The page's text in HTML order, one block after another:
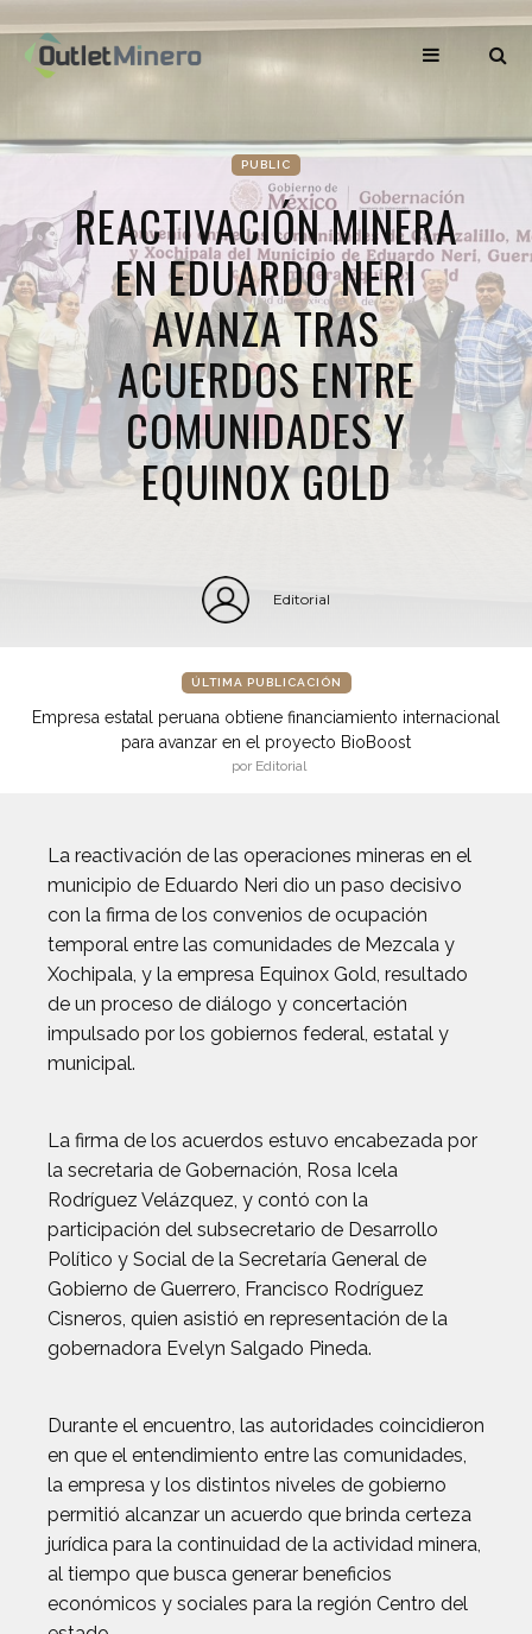
PUBLIC
REACTIVACIÓN MINERA
EN EDUARDO NERI
AVANZA TRAS
ACUERDOS ENTRE
COMUNIDADES Y
EQUINOX GOLD
Editorial
ÚLTIMA PUBLICACIÓN
Empresa estatal peruana obtiene financiamiento internacional
para avanzar en el proyecto BioBoost
por Editorial
La reactivación de las operaciones mineras en el
municipio de Eduardo Neri dio un paso decisivo
con la firma de los convenios de ocupación
temporal entre las comunidades de Mezcala y
Xochipala, y la empresa Equinox Gold, resultado
de un proceso de diálogo y concertación
impulsado por los gobiernos federal, estatal y
municipal.
La firma de los acuerdos estuvo encabezada por
la secretaria de Gobernación, Rosa Icela
Rodríguez Velázquez, y contó con la
participación del subsecretario de Desarrollo
Político y Social de la Secretaría General de
Gobierno de Guerrero, Francisco Rodríguez
Cisneros, quien asistió en representación de la
gobernadora Evelyn Salgado Pineda.
Durante el encuentro, las autoridades coincidieron
en que el entendimiento entre las comunidades,
la empresa y los distintos niveles de gobierno
permitió alcanzar un acuerdo que brinda certeza
jurídica para la continuidad de la actividad minera,
al tiempo que busca generar beneficios
económicos y sociales para la región Centro del